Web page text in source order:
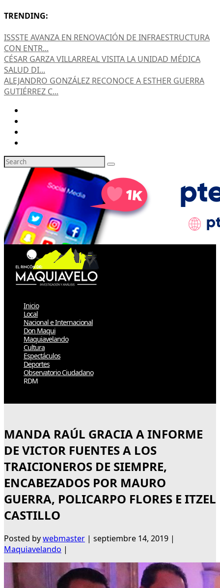
TRENDING:
ISSSTE AVANZA EN RENOVACIÓN DE INFRAESTRUCTURA
CON ENTR...
CÉSAR GARZA VILLARREAL VISITA LA UNIDAD MÉDICA
SALUD DI...
ALEJANDRO GONZÁLEZ RECONOCE A ESTHER GUERRA
GUTIÉRREZ C...
Inicio
Local
Nacional e Internacional
Don Maqui
Maquiavelando
Cultura
Espectáculos
Deportes
Observatorio Ciudadano
RDM
MANDA RAÚL GRACIA A INFORME
DE VICTOR FUENTES A LOS
TRAICIONEROS DE SIEMPRE,
ENCABEZADOS POR MAURO
GUERRA, POLICARPO FLORES E ITZEL
CASTILLO
Posted bywebmaster | septiembre 14, 2019 |
Maquiavelando |